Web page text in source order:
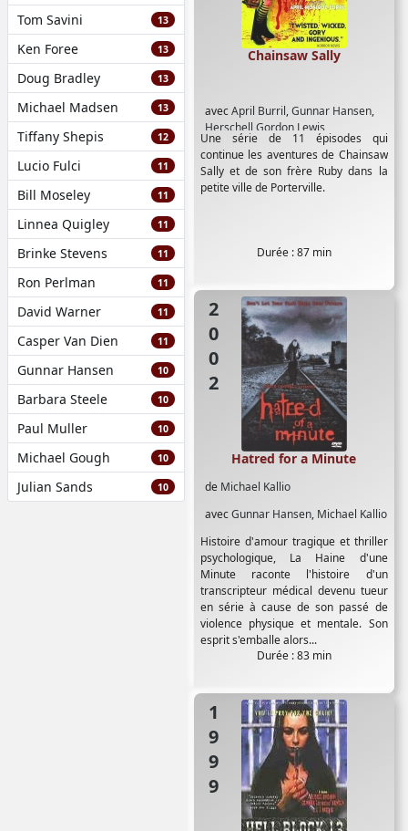
Tom Savini 13
Ken Foree 13
Doug Bradley 13
Michael Madsen 13
Tiffany Shepis 12
Lucio Fulci 11
Bill Moseley 11
Linnea Quigley 11
Brinke Stevens 11
Ron Perlman 11
David Warner 11
Casper Van Dien 11
Gunnar Hansen 10
Barbara Steele 10
Paul Muller 10
Michael Gough 10
Julian Sands 10
avecApril Burril,Gunnar Hansen,
Herschell Gordon Lewis
Chainsaw Sally
Une série de 11 épisodes qui
continue les aventures de Chainsaw
Sally et de son frère Ruby dans la
petite ville de Porterville.
Durée : 87 min
2002
de Michael Kallio
avecGunnar Hansen, Michael Kallio
Hatred for a Minute
Histoire d'amour tragique et thriller
psychologique, La Haine d'une
Minute raconte l'histoire d'un
transcripteur médical devenu tueur
en série à cause de son passé de
violence physique et mentale. Son
esprit s'emballe alors...
Durée : 83 min
1999